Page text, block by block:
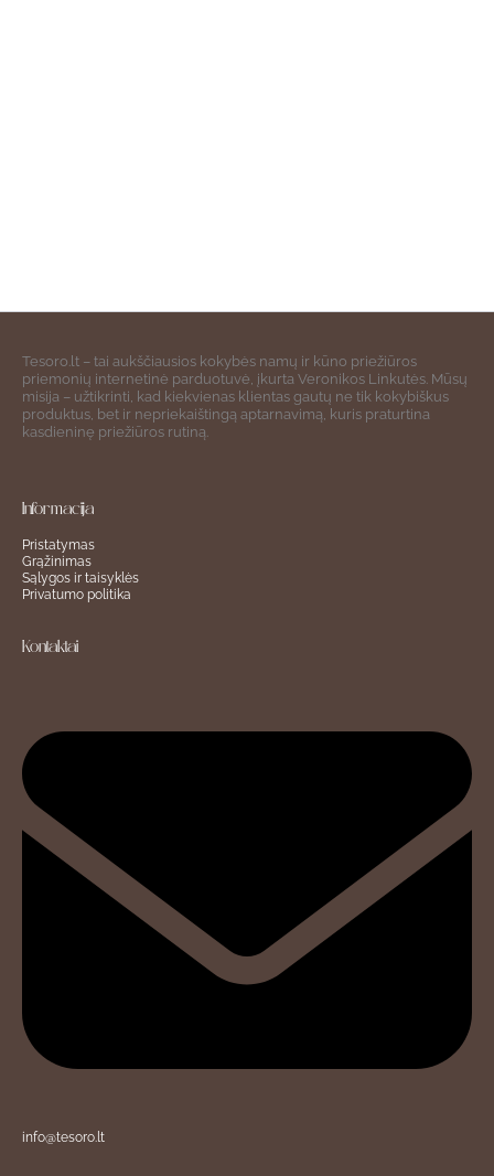
Tesoro.lt – tai aukščiausios kokybės namų ir kūno priežiūros
priemonių internetinė parduotuvė, įkurta Veronikos Linkutės. Mūsų
misija – užtikrinti, kad kiekvienas klientas gautų ne tik kokybiškus
produktus, bet ir nepriekaištingą aptarnavimą, kuris praturtina
kasdieninę priežiūros rutiną.
Informacija
Pristatymas
Grąžinimas
Sąlygos ir taisyklės
Privatumo politika
Kontaktai
info@tesoro.lt